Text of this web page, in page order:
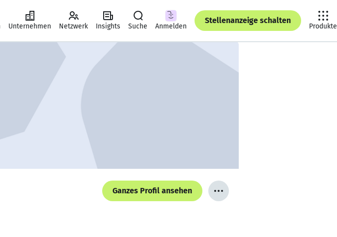
Unternehmen Netzwerk Insights Suche Anmelden
Stellenanzeige schalten
Produkte
Ganzes Profil ansehen